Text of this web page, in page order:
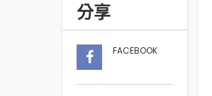
分享
FACEBOOK